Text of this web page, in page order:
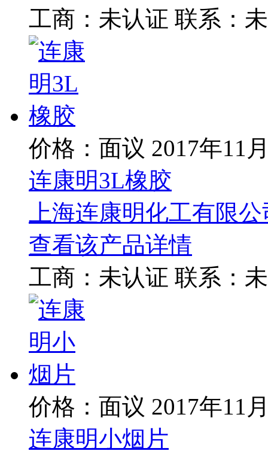
工商： 未认证 联系：
价格：面议 2017年11
连康明3L橡胶
上海连康明化工有限
查看该产品详情
工商： 未认证 联系：
价格：面议 2017年11
连康明小烟片